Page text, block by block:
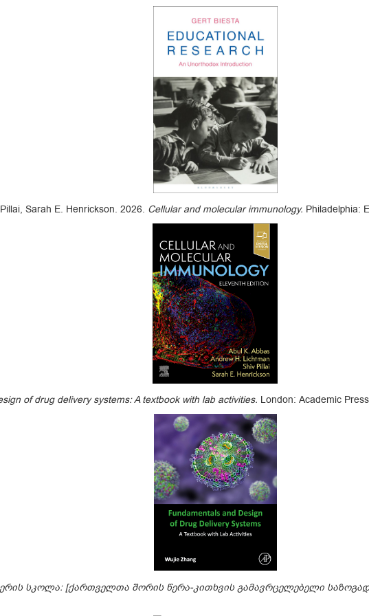
Sarah E. Henrickson. 2026. Cellular and molecular immunology. Philadelphia:
of drug delivery systems: A textbook with lab activities. London: Academic
სკოლა: [ქართველთა შორის წერა-კითხვის გამავრცელებელი